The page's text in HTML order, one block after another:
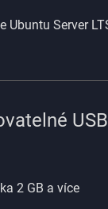
Ubuntu Server
2 GB a více